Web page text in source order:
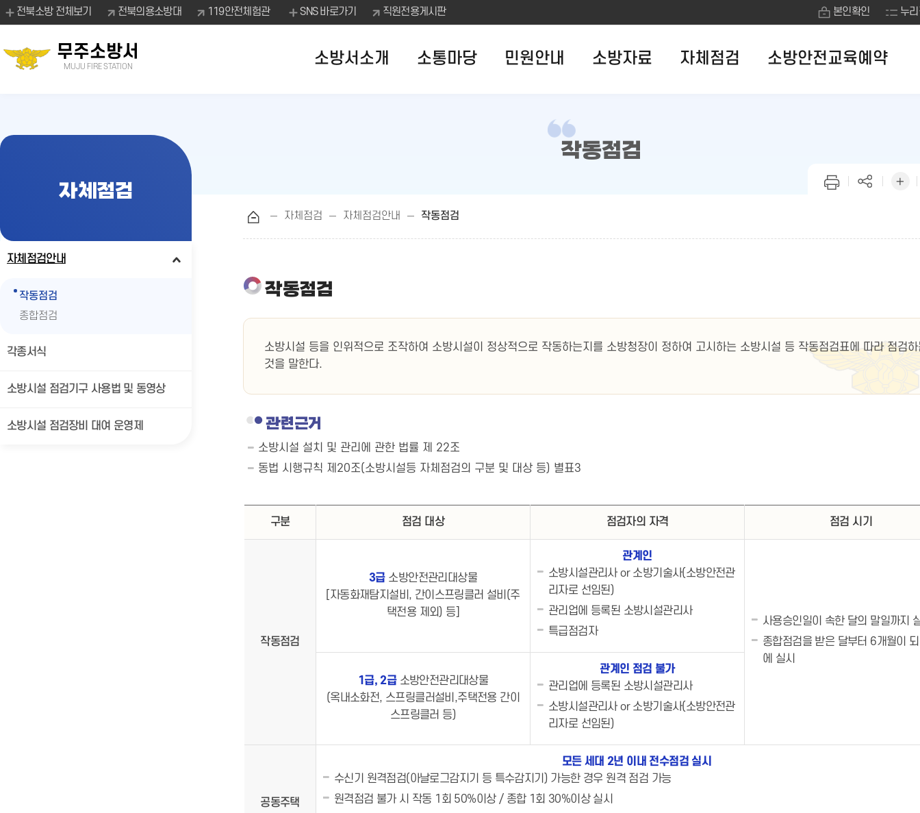
전북소방 전체보기 전북의용소방대 119안전체험관 SNS 바로가기 직원전용게시판 본인확인 누
무주소방서
MUJU FIRE STATION 소방서소개 소통마당 민원안내 소방자료 자체점검 소방안전교육예약
자체점검
자체점검안내
작동점검
종합점검
각종서식
소방시설 점검기구 사용법 및 동영상
소방시설 점검장비 대여 운영제
작동점검
자체점검 자체점검안내 작동점검
작동점검
소방시설 등을 인위적으로 조작하여 소방시설이 정상적으로 작동하는지를 소방청장이 정하여 고시하는 소방시설 등 작동점검표에 따라 점검하
것을 말한다.
관련근거
소방시설 설치 및 관리에 관한 법률 제 22조
동법 시행규칙 제20조(소방시설등 자체점검의 구분 및 대상 등) 별표3
구분 점검 대상 점검자의 자격 점검 시기
작동점검
3급소방안전관리대상물
[자동화재탐지설비, 간이스프링클러 설비(주
택전용 제외) 등]
관계인
소방시설관리사 or 소방기술사(소방안전관
리자로 선임된)
관리업에 등록된 소방시설관리사
특급점검자
사용승인일이 속한 달의 말일까지
종합점검을 받은 달부터 6개월이
에 실시
1급, 2급소방안전관리대상물
(옥내소화전, 스프링클러설비,주택전용 간이
스프링클러 등)
관계인 점검 불가
관리업에 등록된 소방시설관리사
소방시설관리사 or 소방기술사(소방안전관
리자로 선임된)
공동주택
모든 세대 2년 이내 전수점검 실시
수신기 원격점검(아날로그감지기 등 특수감지기) 가능한 경우 원격 점검 가능
원격점검 불가 시 작동 1회 50%이상 / 종합 1회 30%이상 실시